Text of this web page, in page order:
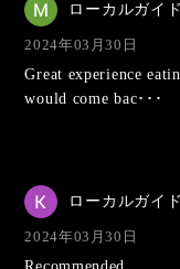
ローカルガイド
2024年03月30日
Great experience
would come bac･･･
ローカルガイド
2024年03月30日